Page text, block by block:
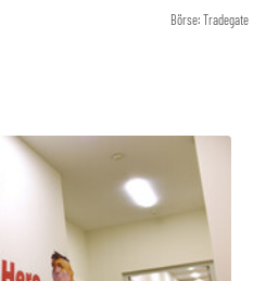
Börse: Tradegate